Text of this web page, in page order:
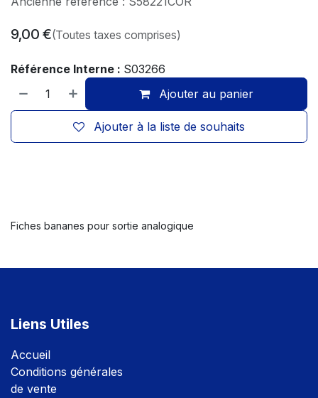
9,00 €(Toutes taxes comprises)
Référence Interne : S03266
Ajouter au panier
Ajouter à la liste de souhaits
Fiches bananes pour sortie analogique
Liens Utiles
Accueil
Conditions générales
de vente